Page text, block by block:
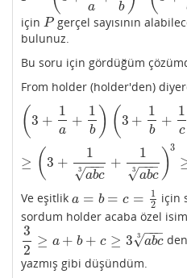
a b
için P
P gerçel sayısının
bulunuz.
Bu soru için gördüğüm
From holder (holder'den)
(3 +
1
a
+
1
b ) (3 +
1
b
+
1
c
≥ ( 3 +
1
abc
−−
−
√
3 +
1
abc
−−
−
√
3 )3
(3 +1a+ 1b )(3 +1b + 1 )( 3+1 a+ 1c ≥(3
Ve eşitlik a = b = c =
1
2
a=b= c=12
için
sordum holder acaba özel
3
2
≥ a + b + c ≥ 3 abc
−−
−
√
3
32 ≥a +b +c ≥3 ab c3
yazmış gibi düşündüm.